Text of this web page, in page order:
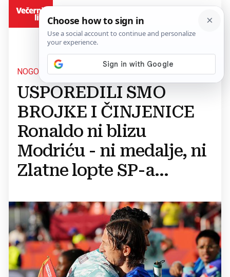
NOGOMETNE LEGENDE
USPOREDILI SMO
BROJKE I ČINJENICE
Ronaldo ni blizu
Modriću - ni medalje, ni
Zlatne lopte SP-a...